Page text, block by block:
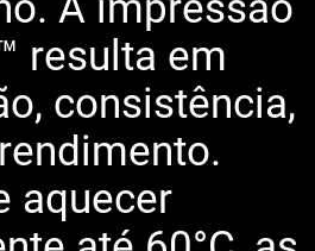
resulta em
consistência,
aquecer